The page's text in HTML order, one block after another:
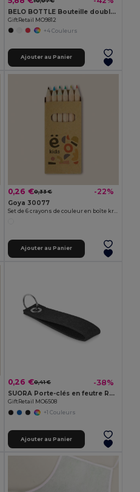
BELO BOTTLE Bouteille double paroi 500ml
GiftRetail MO9812
+4 Couleurs
Ajouter au Panier
0,26 €0,33 € -22%
Goya 30077
Ajouter au Panier
0,26 €0,41 € -38%
SUORA Porte-clés en feutre RPET
GiftRetail MO6508
+1 Couleurs
Ajouter au Panier